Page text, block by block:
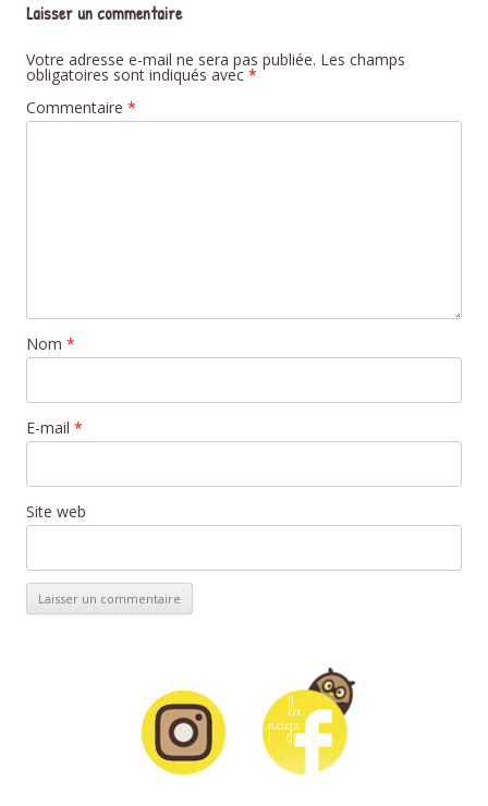
Laisser un commentaire
Votre adresse e-mail ne sera pas publiée. Les champs
obligatoires sont indiqués avec *
Commentaire *
Nom *
E-mail *
Site web